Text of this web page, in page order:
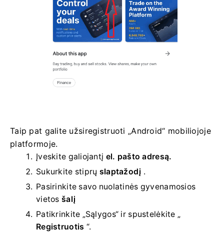
Taip pat galite užsiregistruoti „Android“ mobiliojoje
platformoje.
Įveskite galiojantį el. pašto adresą.
Sukurkite stiprų slaptažodį .
Pasirinkite savo nuolatinės gyvenamosios
vietos šalį
Patikrinkite „Sąlygos“ ir spustelėkite „
Registruotis “.